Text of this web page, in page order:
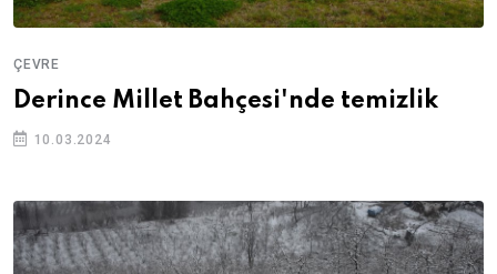
ÇEVRE
Derince Millet Bahçesi'nde temizlik
10.03.2024